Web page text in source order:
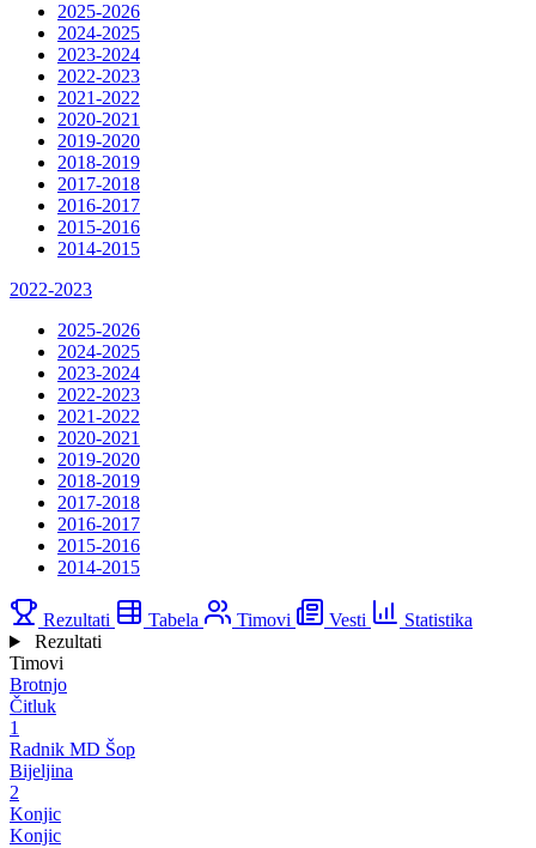
2025-2026
2024-2025
2023-2024
2022-2023
2021-2022
2020-2021
2019-2020
2018-2019
2017-2018
2016-2017
2015-2016
2014-2015
2022-2023
2025-2026
2024-2025
2023-2024
2022-2023
2021-2022
2020-2021
2019-2020
2018-2019
2017-2018
2016-2017
2015-2016
2014-2015
Rezultati Tabela Timovi Vesti
Statistika
Rezultati
Timovi
Brotnjo
Čitluk
1
Radnik MD Šop
Bijeljina
2
Konjic
Konjic